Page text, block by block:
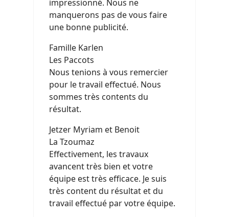
impressionné. Nous ne
manquerons pas de vous faire
une bonne publicité.
Famille Karlen
Les Paccots
Nous tenions à vous remercier
pour le travail effectué. Nous
sommes très contents du
résultat.
Jetzer Myriam et Benoit
La Tzoumaz
Effectivement, les travaux
avancent très bien et votre
équipe est très efficace. Je suis
très content du résultat et du
travail effectué par votre équipe.